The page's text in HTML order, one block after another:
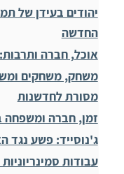
יהודים בעידן של
החדשה
אוכל, חברה ותרבות:
משחק, משחקים
מסורת לחדשנות
זמן, חברה
ג'נוסייד: פשע נגד
עבודות